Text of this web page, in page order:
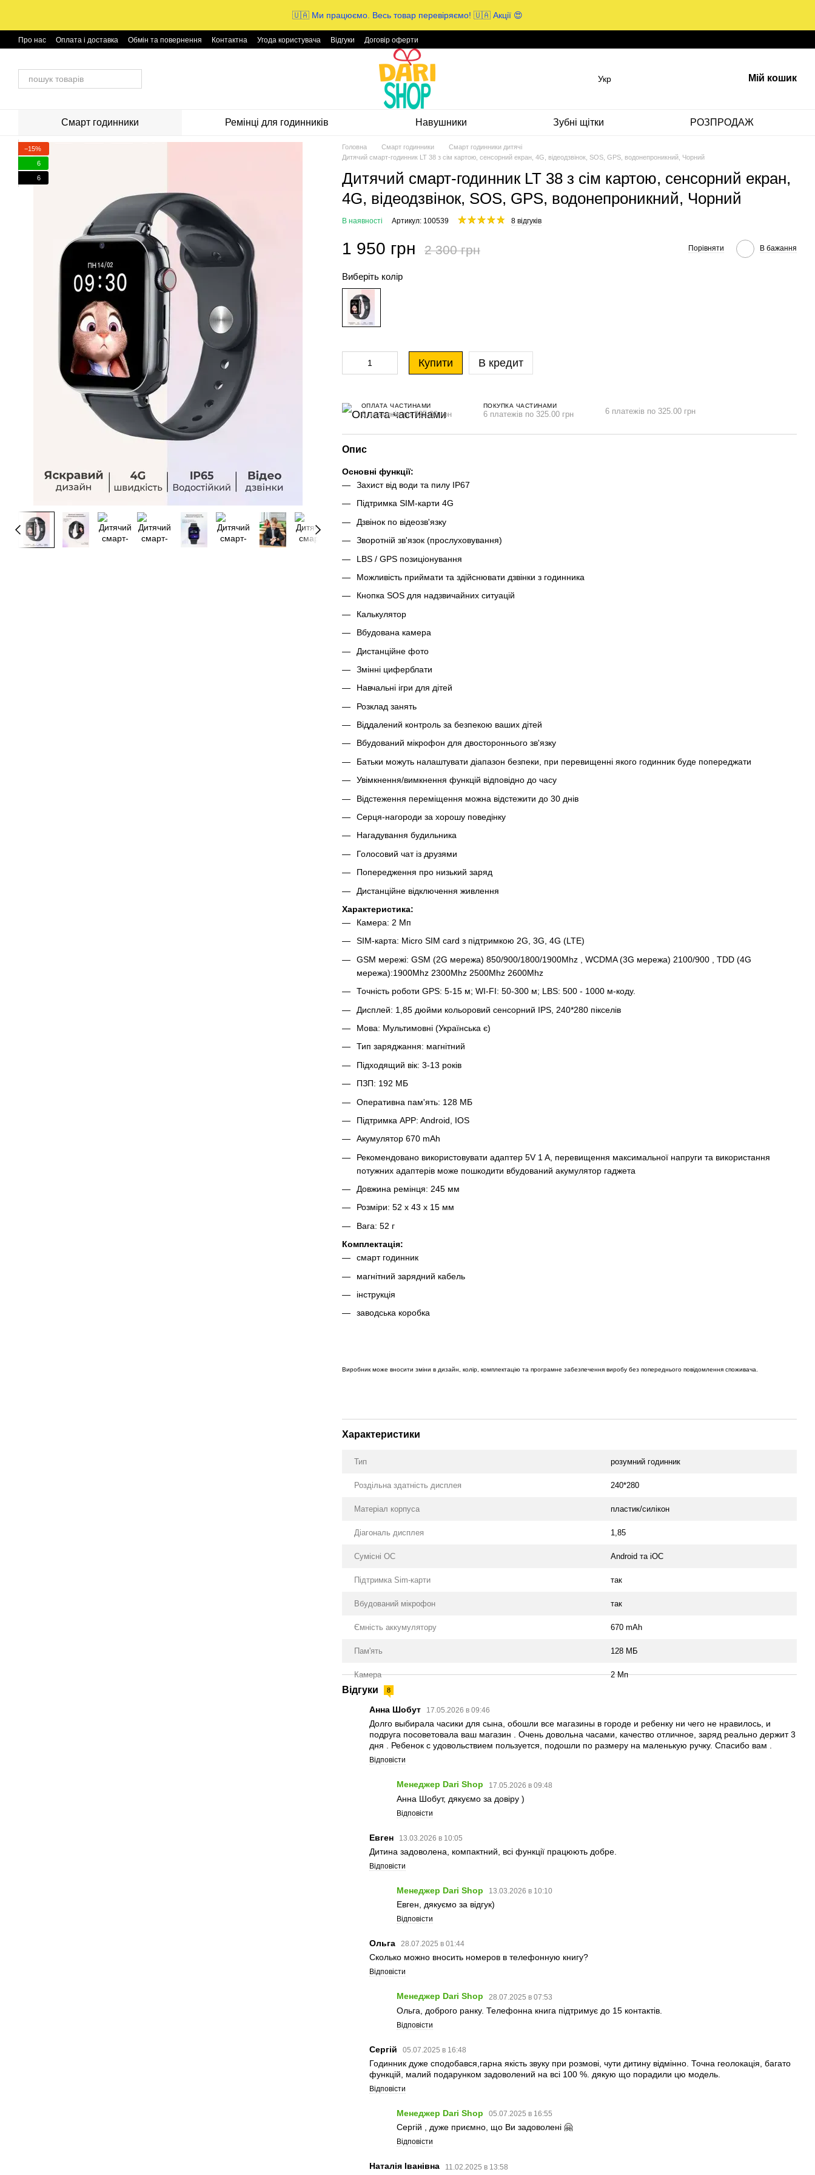
🇺🇦 Ми працюємо. Весь товар перевіряємо! 🇺🇦 Акції 😍
Про нас Оплата і доставка Обмін та повернення Контактна Угода користувача Відгуки Договір оферти
Укр Мій кошик
Смарт годинники Ремінці для годинників Навушники Зубні щітки РОЗПРОДАЖ
−15%
6
6
Головна Смарт годинники
Смарт годинники дитячі
Дитячий смарт-годинник LT 38 з сім картою, сенсорний екран, 4G, відеодзвінок, SOS, GPS, водонепроникний, Чорний
Дитячий смарт-годинник LT 38 з сім картою, сенсорний екран,
4G, відеодзвінок, SOS, GPS, водонепроникний, Чорний
В наявності Артикул: 100539 8 відгуків
1 950 грн 2 300 грн Порівняти В бажання
Виберіть колір
Купити В кредит
ОПЛАТА ЧАСТИНАМИ
6 платежів по 325.00 грн
ПОКУПКА ЧАСТИНАМИ
6 платежів по 325.00 грн 6 платежів по 325.00 грн
Опис
Основні функції:
Захист від води та пилу IP67
Підтримка SIM-карти 4G
Дзвінок по відеозв'язку
Зворотній зв'язок (прослуховування)
LBS / GPS позиціонування
Можливість приймати та здійснювати дзвінки з годинника
Кнопка SOS для надзвичайних ситуацій
Калькулятор
Вбудована камера
Дистанційне фото
Змінні циферблати
Навчальні ігри для дітей
Розклад занять
Віддалений контроль за безпекою ваших дітей
Вбудований мікрофон для двостороннього зв'язку
Батьки можуть налаштувати діапазон безпеки, при перевищенні якого годинник буде попереджати
Увімкнення/вимкнення функцій відповідно до часу
Відстеження переміщення можна відстежити до 30 днів
Серця-нагороди за хорошу поведінку
Нагадування будильника
Голосовий чат із друзями
Попередження про низький заряд
Дистанційне відключення живлення
Характеристика:
Камера: 2 Мп
SIM-карта: Micro SIM card з підтримкою 2G, 3G, 4G (LTE)
GSM мережі: GSM (2G мережа) 850/900/1800/1900Mhz , WCDMA (3G мережа) 2100/900 , TDD (4G
мережа):1900Mhz 2300Mhz 2500Mhz 2600Mhz
Точність роботи GPS: 5-15 м; WI-FI: 50-300 м; LBS: 500 - 1000 м-коду.
Дисплей: 1,85 дюйми кольоровий сенсорний IPS, 240*280 пікселів
Мова: Мультимовні (Українська є)
Тип заряджання: магнітний
Підходящий вік: 3-13 років
ПЗП: 192 МБ
Оперативна пам'ять: 128 МБ
Підтримка APP: Android, IOS
Акумулятор 670 mAh
Рекомендовано використовувати адаптер 5V 1 A, перевищення максимальної напруги та використання
потужних адаптерів може пошкодити вбудований акумулятор гаджета
Довжина ремінця: 245 мм
Розміри: 52 х 43 х 15 мм
Вага: 52 г
Комплектація:
смарт годинник
магнітний зарядний кабель
інструкція
заводська коробка
Виробник може вносити зміни в дизайн, колір, комплектацію та програмне забезпечення виробу без попереднього повідомлення споживача.
Характеристики
Тип розумний годинник
Роздільна здатність дисплея 240*280
Матеріал корпуса пластик/силікон
Діагональ дисплея 1,85
Сумісні ОС Android та iOC
Підтримка Sim-карти так
Вбудований мікрофон так
Ємність аккумулятору 670 mAh
Пам'ять 128 МБ
Камера 2 Мп
Відгуки 8
Анна Шобут 17.05.2026 в 09:46
Долго выбирала часики для сына, обошли все магазины в городе и ребенку ни чего не нравилось, и
подруга посоветовала ваш магазин . Очень довольна часами, качество отличное, заряд реально держит 3
дня . Ребенок с удовольствием пользуется, подошли по размеру на маленькую ручку. Спасибо вам .
Відповісти
Менеджер Dari Shop 17.05.2026 в 09:48
Анна Шобут, дякуємо за довіру )
Відповісти
Евген 13.03.2026 в 10:05
Дитина задоволена, компактний, всі функції працюють добре.
Відповісти
Менеджер Dari Shop 13.03.2026 в 10:10
Евген, дякуємо за відгук)
Відповісти
Ольга 28.07.2025 в 01:44
Сколько можно вносить номеров в телефонную книгу?
Відповісти
Менеджер Dari Shop 28.07.2025 в 07:53
Ольга, доброго ранку. Телефонна книга підтримує до 15 контактів.
Відповісти
Сергій 05.07.2025 в 16:48
Годинник дуже сподобався,гарна якість звуку при розмові, чути дитину відмінно. Точна геолокація, багато
функцій, малий подарунком задоволений на всі 100 %. дякую що порадили цю модель.
Відповісти
Менеджер Dari Shop 05.07.2025 в 16:55
Сергій , дуже приємно, що Ви задоволені 🤗
Відповісти
Наталія Іванівна 11.02.2025 в 13:58